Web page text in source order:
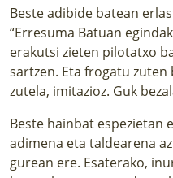
Beste adibide batean
“Erresuma Batuan
erakutsi zieten pilotatxo
sartzen. Eta frogatu zuten
zutela, imitazioz. Guk
Beste hainbat espezietan
adimena eta taldearena
gurean ere. Esaterako,